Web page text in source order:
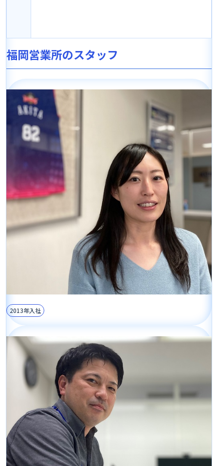
福岡営業所のスタッフ
2013年入社